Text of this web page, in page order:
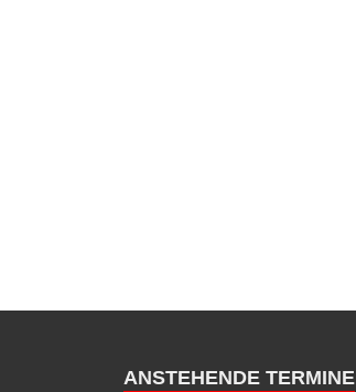
ANSTEHENDE TERMINE